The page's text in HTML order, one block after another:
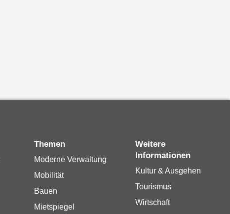
Themen
Moderne Verwaltung
Mobilität
Bauen
Mietspiegel
Weitere
Informationen
Kultur & Ausgehen
Tourismus
Wirtschaft